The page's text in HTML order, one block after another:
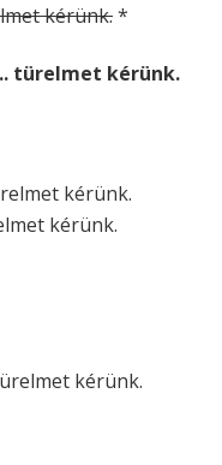
kérünk.*
türelmet kérünk.
kérünk.
kérünk.
kérünk.